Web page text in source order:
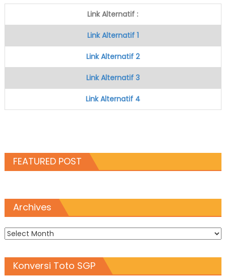
Link Alternatif :
Link Alternatif 1
Link Alternatif 2
Link Alternatif 3
Link Alternatif 4
FEATURED POST
Archives
Archives
Konversi Toto SGP